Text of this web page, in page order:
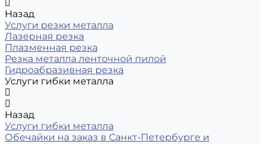
Назад
Услуги резки металла
Лазерная резка
Плазменная резка
Резка металла ленточной пилой
Гидроабразивная резка
Услуги гибки металла
Назад
Услуги гибки металла
Обечайки на заказ в Санкт-Петербурге и